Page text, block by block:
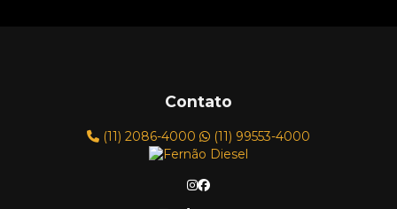
Contato
(11) 2086-4000 (11) 99553-4000